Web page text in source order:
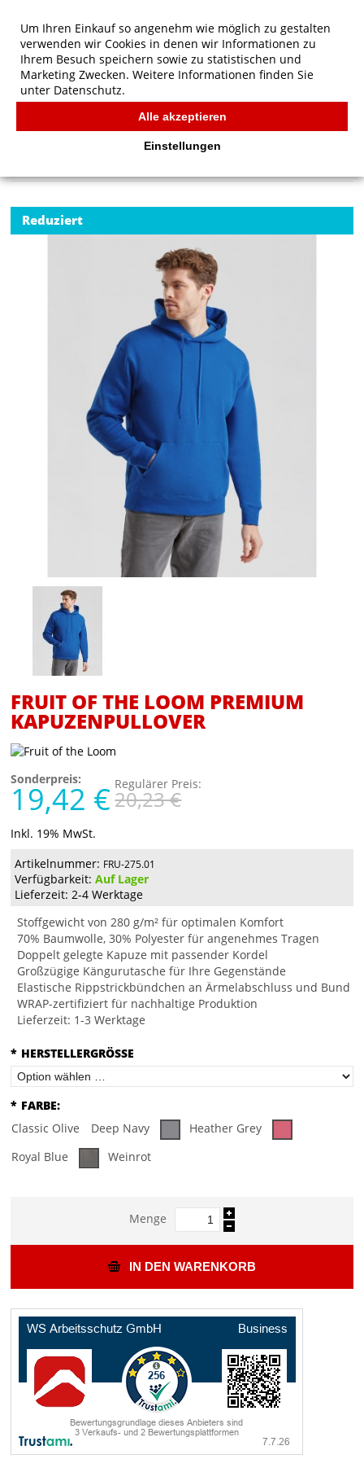
Fruit of the Loom Premium Kapuzenpullover
FRUIT OF THE LOOM
Reduziert
FRUIT OF THE LOOM PREMIUM
KAPUZENPULLOVER
Sonderpreis:
19,42 € Regulärer Preis:
20,23 €
Inkl. 19% MwSt.
Artikelnummer: FRU-275.01
Verfügbarkeit:Auf Lager
Lieferzeit: 2-4 Werktage
Stoffgewicht von 280 g/m² für optimalen Komfort
70% Baumwolle, 30% Polyester für angenehmes Tragen
Doppelt gelegte Kapuze mit passender Kordel
Großzügige Kängurutasche für Ihre Gegenstände
Elastische Rippstrickbündchen an Ärmelabschluss und Bund
WRAP-zertifiziert für nachhaltige Produktion
Lieferzeit: 1-3 Werktage
* HERSTELLERGRÖSSE
* FARBE:
Classic Olive
Deep Navy
Heather Grey
Royal Blue
Weinrot
Menge
IN DEN WARENKORB
Um Ihren Einkauf so angenehm wie möglich zu gestalten
verwenden wir Cookies in denen wir Informationen zu
Ihrem Besuch speichern sowie zu statistischen und
Marketing Zwecken. Weitere Informationen finden Sie
unter Datenschutz.
Alle akzeptieren
Einstellungen